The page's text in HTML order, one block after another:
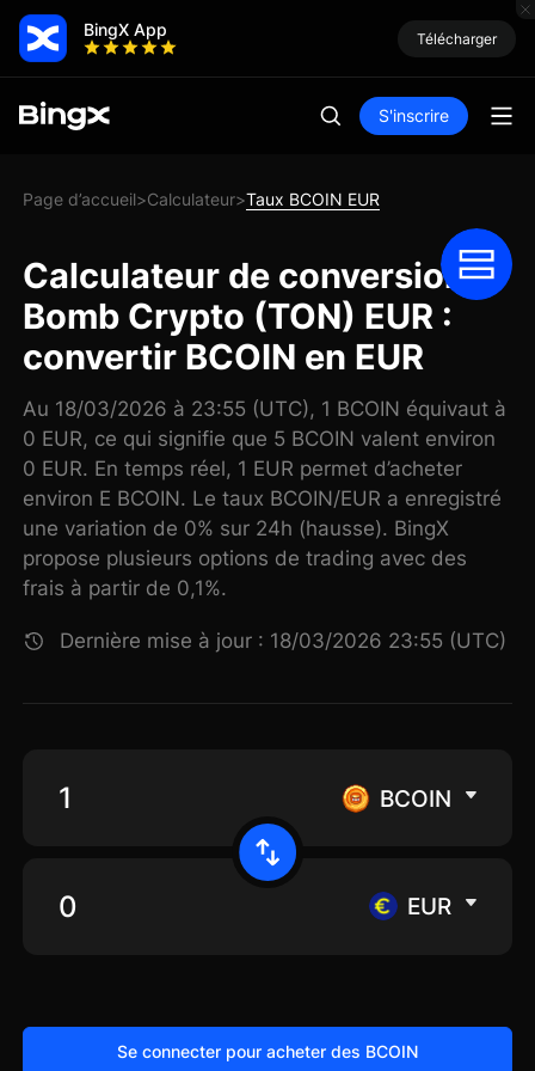
BingX App Télécharger
S'inscrire
Page d’accueil>Calculateur>Taux BCOIN EUR
Calculateur de conversion
Bomb Crypto (TON) EUR :
convertir BCOIN en EUR
Au 18/03/2026 à 23:55 (UTC), 1 BCOIN équivaut à
0 EUR, ce qui signifie que 5 BCOIN valent environ
0 EUR. En temps réel, 1 EUR permet d’acheter
environ E BCOIN. Le taux BCOIN/EUR a enregistré
une variation de 0% sur 24h (hausse). BingX
propose plusieurs options de trading avec des
frais à partir de 0,1%.
Dernière mise à jour : 18/03/2026 23:55 (UTC)
BCOIN
EUR
Se connecter pour acheter des BCOIN